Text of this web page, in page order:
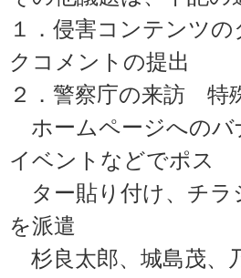
１．侵害コンテンツ
クコメントの提出
２．警察庁の来訪 特
ホームページへのバ
イベントなどでポス
ター貼り付け、チラ
を派遣
杉良太郎、城島茂、